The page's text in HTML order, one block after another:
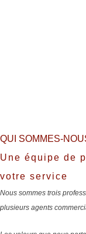
QUI SOMMES-
Une équipe de
votre service
Nous sommes trois
plusieurs agents